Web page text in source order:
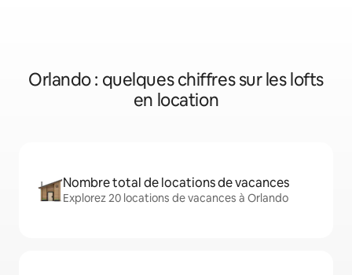
Orlando : quelques chiffres sur les lofts
en location
Nombre total de locations de vacances
Explorez 20 locations de vacances à Orlando